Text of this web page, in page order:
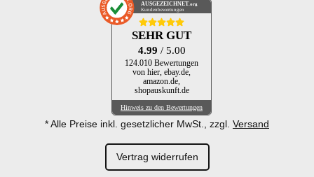
AUSGEZEICHNET .org
Kundenbewertungen
SEHR GUT
4.99 / 5.00
124.010 Bewertungen
von hier, ebay.de,
amazon.de,
shopauskunft.de
Hinweis zu den Bewertungen
* Alle Preise inkl. gesetzlicher MwSt., zzgl. Versand
Vertrag widerrufen